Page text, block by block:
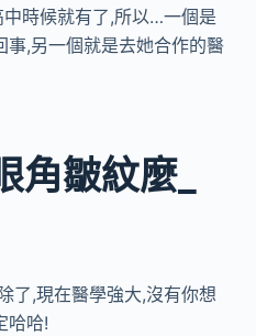
時候就有了,所以…一個是
事,另一個就是去她合作的醫
角皺紋麼_
了,現在醫學強大,沒有你想
哈哈!